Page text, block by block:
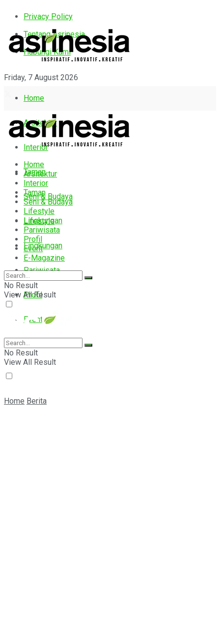
Privacy Policy
Tentang Asrinesia
Hubungi Kami
Friday, 7 August 2026
Home
Arsitektur
Interior
Taman
Seni & Budaya
Lifestyle
Lingkungan
Pariwisata
Profil
Event
E-Magazine
Home
Arsitektur
Interior
Taman
Seni & Budaya
Lifestyle
Lingkungan
Pariwisata
Profil
Event
E-Magazine
No Result
View All Result
No Result
View All Result
Home Berita